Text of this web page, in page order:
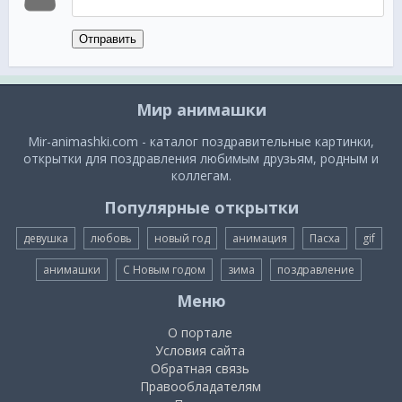
Отправить
Мир анимашки
Mir-animashki.com - каталог поздравительные картинки,
открытки для поздравления любимым друзьям, родным и
коллегам.
Популярные открытки
девушка любовь новый год анимация Пасха gif
анимашки С Новым годом зима поздравление
Меню
О портале
Условия сайта
Обратная связь
Правообладателям